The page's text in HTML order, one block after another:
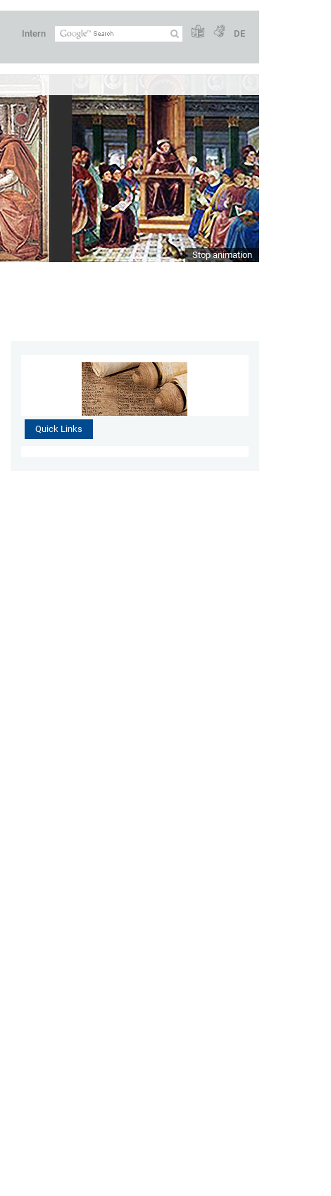
Intern DE
Stop animation
Quick Links